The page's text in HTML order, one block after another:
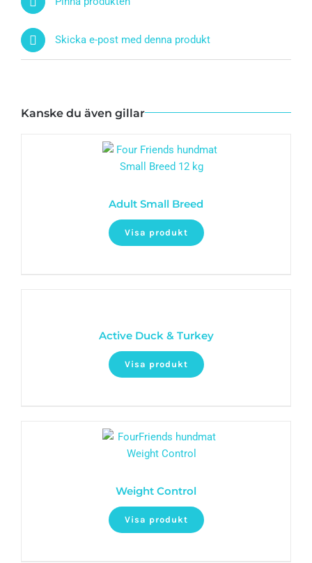
Skicka e-post med denna produkt
Kanske du även gillar
Adult Small Breed
Visa produkt
Active Duck & Turkey
Visa produkt
Weight Control
Visa produkt